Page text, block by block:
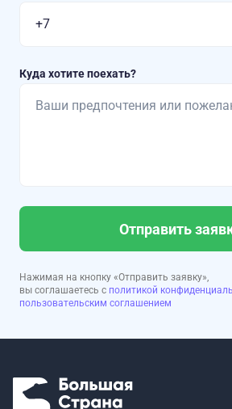
Куда хотите поехать?
Отправить
Нажимая на кнопку «Отправить заявку»,
вы соглашаетесь с политикой
пользовательским соглашением